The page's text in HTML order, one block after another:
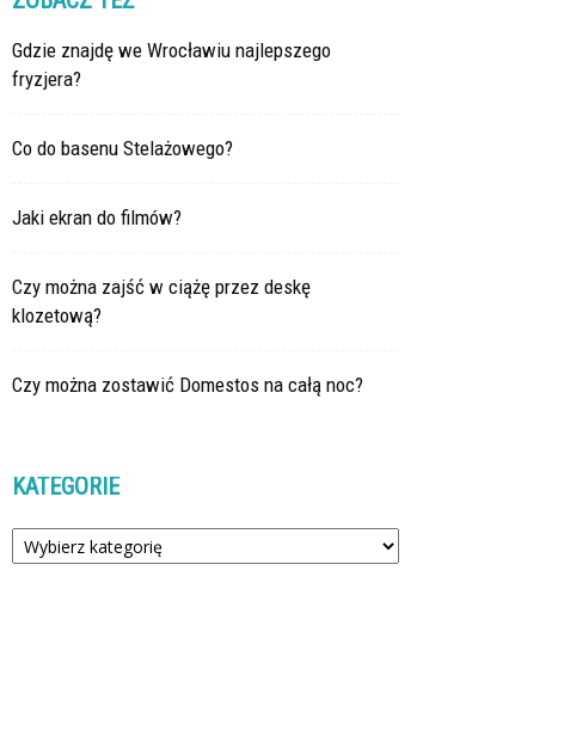
Gdzie znajdę we Wrocławiu najlepszego
fryzjera?
Co do basenu Stelażowego?
Jaki ekran do filmów?
Czy można zajść w ciążę przez deskę
klozetową?
Czy można zostawić Domestos na całą noc?
KATEGORIE
Kategorie